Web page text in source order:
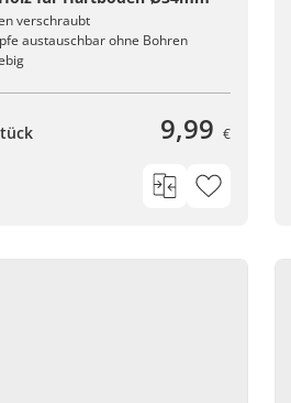
verschraubt
austauschbar ohne Bohren
9,99 €